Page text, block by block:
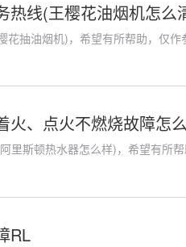
热线(王樱花油烟机怎么
花抽油烟机)，希望有所帮助，仅
火、点火不燃烧故障怎
里斯顿热水器怎么样)，希望有所
RL